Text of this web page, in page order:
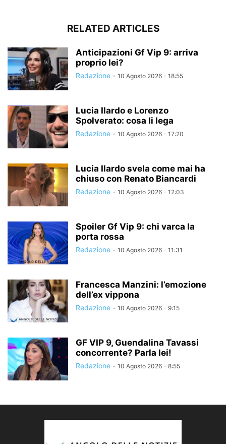
RELATED ARTICLES
Anticipazioni Gf Vip 9: arriva
proprio lei?
Redazione - 10 Agosto 2026 - 18:55
Lucia Ilardo e Lorenzo
Spolverato: cosa li lega
Redazione - 10 Agosto 2026 - 17:20
Lucia Ilardo svela come mai ha
chiuso con Renato Biancardi
Redazione - 10 Agosto 2026 - 12:03
Spoiler Gf Vip 9: chi varca la
porta rossa
Redazione - 10 Agosto 2026 - 11:31
Francesca Manzini: l’emozione
dell’ex vippona
Redazione - 10 Agosto 2026 - 9:15
GF VIP 9, Guendalina Tavassi
concorrente? Parla lei!
Redazione - 10 Agosto 2026 - 8:55